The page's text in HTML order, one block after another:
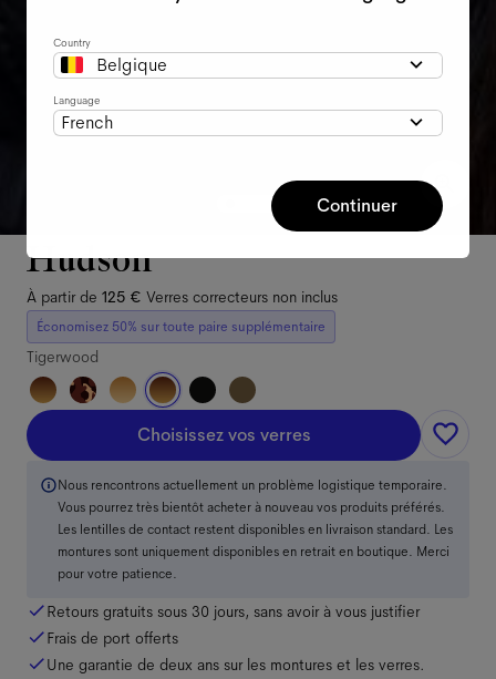
Hudson
À partir de 125 € Verres correcteurs non inclus
Économisez 50% sur toute paire supplémentaire
Tigerwood
Choisissez vos verres
Nous rencontrons actuellement un problème logistique temporaire.
Vous pourrez très bientôt acheter à nouveau vos produits préférés.
Les lentilles de contact restent disponibles en livraison standard. Les
montures sont uniquement disponibles en retrait en boutique. Merci
pour votre patience.
Retours gratuits sous 30 jours, sans avoir à vous justifier
Frais de port offerts
Une garantie de deux ans sur les montures et les verres.
Country
Belgique
Language
French
Continuer